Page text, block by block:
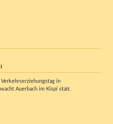
in
Auerbach im Kispi statt.